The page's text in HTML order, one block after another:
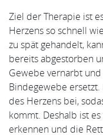
Ziel der Therapie ist
Herzens so schnell
zu spät gehandelt,
bereits abgestorben
Gewebe vernarbt
Bindegewebe
des Herzens bei,
kommt. Deshalb ist
erkennen und die